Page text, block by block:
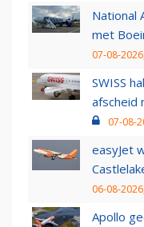
National
met
07-08-
SWISS
afscheid
07-08-
easyJet
06-08-
Apollo